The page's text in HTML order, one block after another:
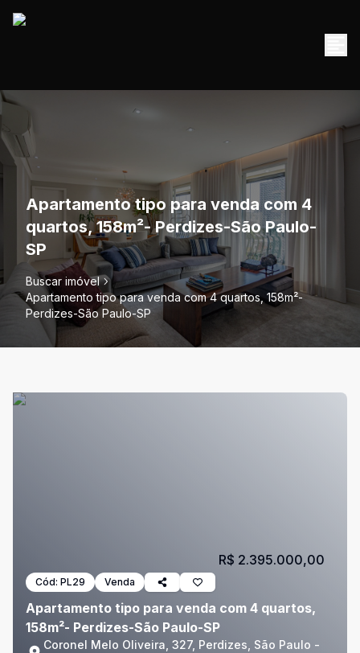
Apartamento tipo para venda com 4
quartos, 158m²- Perdizes-São Paulo-
SP
Buscar imóvel
Apartamento tipo para venda com 4 quartos, 158m²-
Perdizes-São Paulo-SP
Cód: PL29 Venda
Apartamento tipo para venda com 4 quartos,
158m²- Perdizes-São Paulo-SP
Coronel Melo Oliveira, 327, Perdizes, São Paulo -
R$ 2.395.000,00